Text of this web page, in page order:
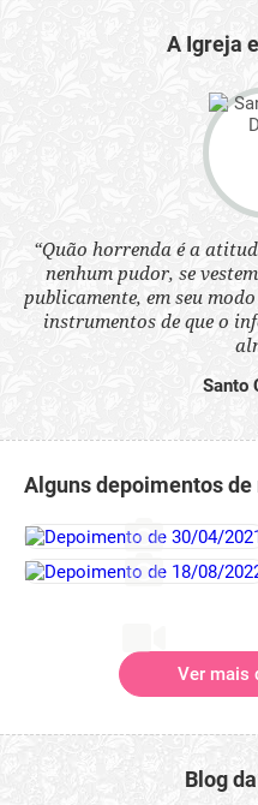
A Igreja
“Quão horrenda é a
nenhum pudor, se
publicamente, em seu
instrumentos de que o
Santo
Alguns depoimentos
Ver mais
Blog